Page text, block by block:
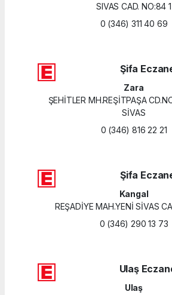
SIVAS CAD. NO:84 1
0 (346) 311 40 69
Şifa
Zara
ŞEHİTLER MH.REŞİTPAŞA
SİVAS
0 (346) 816 22 21
Şifa
Kangal
REŞADİYE MAH.YENİ SİVAS
0 (346) 290 13 73
Ulaş
Ulaş